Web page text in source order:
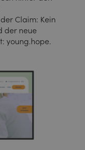
Claim: Kein
der neue
young.hope.